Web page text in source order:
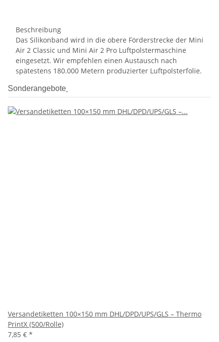
Beschreibung
Das Silikonband wird in die obere Förderstrecke der Mini
Air 2 Classic und Mini Air 2 Pro Luftpolstermaschine
eingesetzt. Wir empfehlen einen Austausch nach
spätestens 180.000 Metern produzierter Luftpolsterfolie.
Sonderangebote
Versandetiketten 100×150 mm DHL/DPD/UPS/GLS – Thermo
PrintX (500/Rolle)
7,85 € *